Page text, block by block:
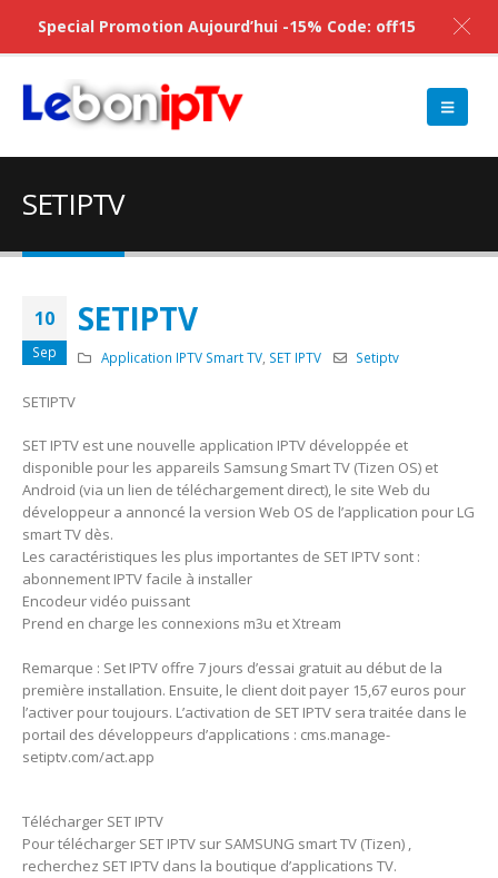
SETIPTV
10
Sep
SETIPTV
Application IPTV Smart TV, SET IPTV Setiptv
SETIPTV
SET IPTV est une nouvelle application IPTV développée et
disponible pour les appareils Samsung Smart TV (Tizen OS) et
Android (via un lien de téléchargement direct), le site Web du
développeur a annoncé la version Web OS de l’application pour LG
smart TV dès.
Les caractéristiques les plus importantes de SET IPTV sont :
abonnement IPTV facile à installer
Encodeur vidéo puissant
Prend en charge les connexions m3u et Xtream
Remarque : Set IPTV offre 7 jours d’essai gratuit au début de la
première installation. Ensuite, le client doit payer 15,67 euros pour
l’activer pour toujours. L’activation de SET IPTV sera traitée dans le
portail des développeurs d’applications : cms.manage-
setiptv.com/act.app
Télécharger SET IPTV
Pour télécharger SET IPTV sur SAMSUNG smart TV (Tizen) ,
recherchez SET IPTV dans la boutique d’applications TV.
Special Promotion Aujourd’hui -15% Code: off15